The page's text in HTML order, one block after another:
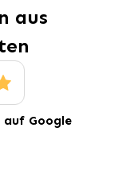
aus
auf Google